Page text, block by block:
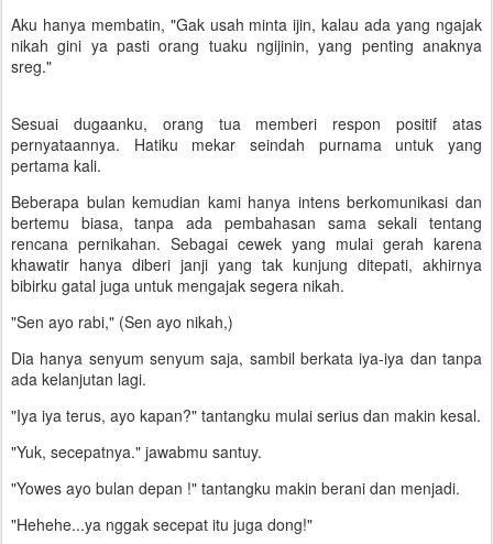
Aku hanya membatin, "Gak usah minta ijin, kalau ada yang ngajak
nikah gini ya pasti orang tuaku ngijinin, yang penting anaknya
sreg."
Sesuai dugaanku, orang tua memberi respon positif atas
pernyataannya. Hatiku mekar seindah purnama untuk yang
pertama kali.
Beberapa bulan kemudian kami hanya intens berkomunikasi dan
bertemu biasa, tanpa ada pembahasan sama sekali tentang
rencana pernikahan. Sebagai cewek yang mulai gerah karena
khawatir hanya diberi janji yang tak kunjung ditepati, akhirnya
bibirku gatal juga untuk mengajak segera nikah.
"Sen ayo rabi," (Sen ayo nikah,)
Dia hanya senyum senyum saja, sambil berkata iya-iya dan tanpa
ada kelanjutan lagi.
"Iya iya terus, ayo kapan?" tantangku mulai serius dan makin kesal.
"Yuk, secepatnya." jawabmu santuy.
"Yowes ayo bulan depan !" tantangku makin berani dan menjadi.
"Hehehe...ya nggak secepat itu juga dong!"